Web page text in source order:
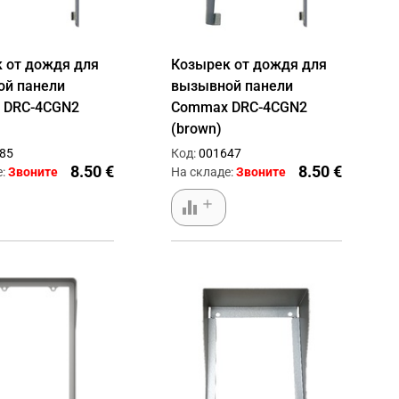
от дождя для
панели
4CGN2
Звоните 8.50 €
Козырек от дождя для
вызывной панели
Commax DRC-4CGN2
(brown)
Код:001647
На складе:Звоните 8.50 €
equalizer